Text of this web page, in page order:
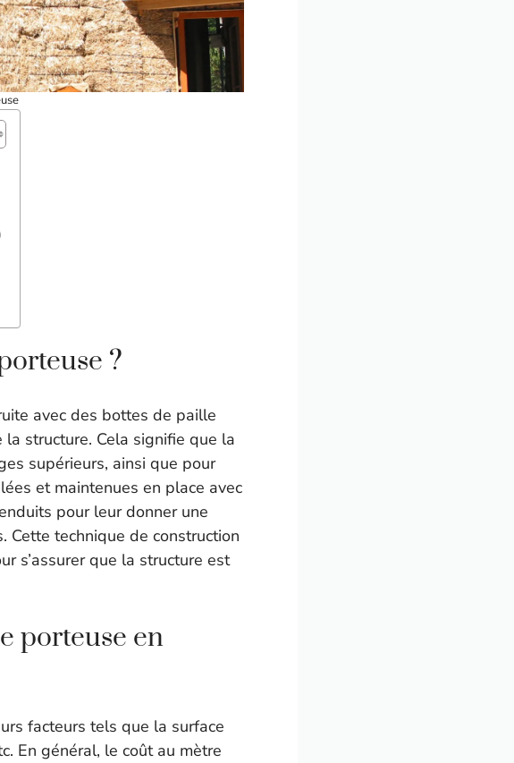
?
avec des bottes de paille
structure. Cela signifie que la
supérieurs, ainsi que pour
et maintenues en place avec
pour leur donner une
technique de construction
s’assurer que la structure est
porteuse en
facteurs tels que la surface
En général, le coût au mètre